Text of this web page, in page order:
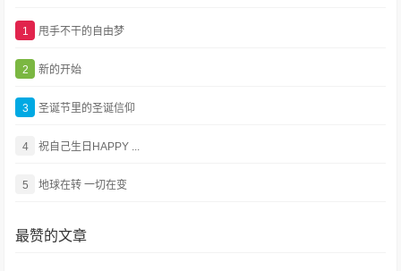
1 甩手不干的自由梦
2 新的开始
3 圣诞节里的圣诞信仰
4 祝自己生日HAPPY ...
5 地球在转 一切在变
最赞的文章